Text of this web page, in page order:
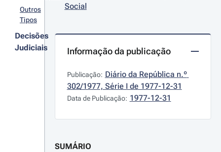
Outros
Tipos
Decisões
Judiciais
Social
Informação da publicação
Publicação: Diário da República n.º
302/1977, Série I de 1977-12-31
Data de Publicação: 1977-12-31
SUMÁRIO